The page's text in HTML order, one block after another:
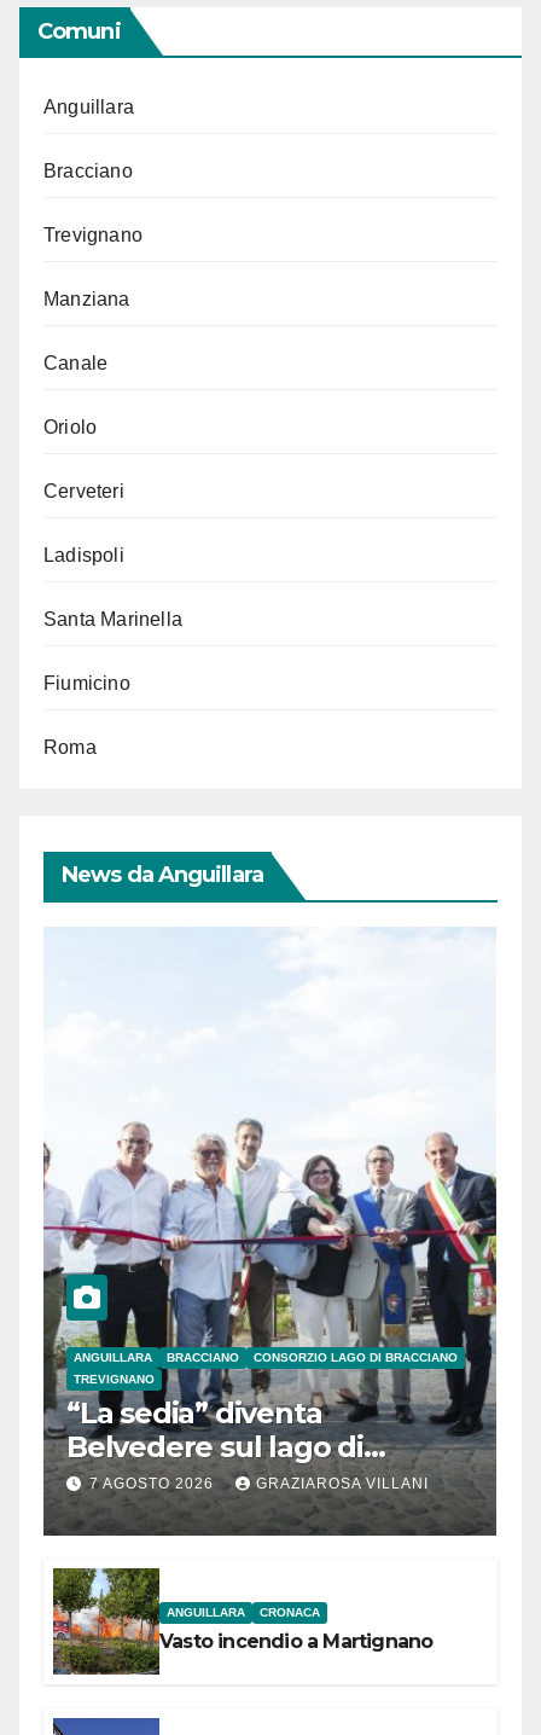
Comuni
Anguillara
Bracciano
Trevignano
Manziana
Canale
Oriolo
Cerveteri
Ladispoli
Santa Marinella
Fiumicino
Roma
News da Anguillara
ANGUILLARA BRACCIANO
CONSORZIO LAGO DI BRACCIANO
TREVIGNANO
“La sedia” diventa
Belvedere sul lago di
Bracciano: ieri
l’inaugurazione
7 AGOSTO 2026 GRAZIAROSA VILLANI
ANGUILLARA CRONACA
Vasto incendio a Martignano